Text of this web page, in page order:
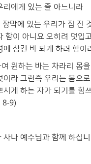
리에게 있는 줄 아느니라
장막에 있는 우리가 짐 진
함이 아니요 오히려 덧입
에 삼킨 바 되게 하려 함이
윈하는 바는 차라리 몸
이라 그런즉 우리는 몸으
시게 하는 자가 되기를 힘
8-9)
사나 예수님과 함께 하십